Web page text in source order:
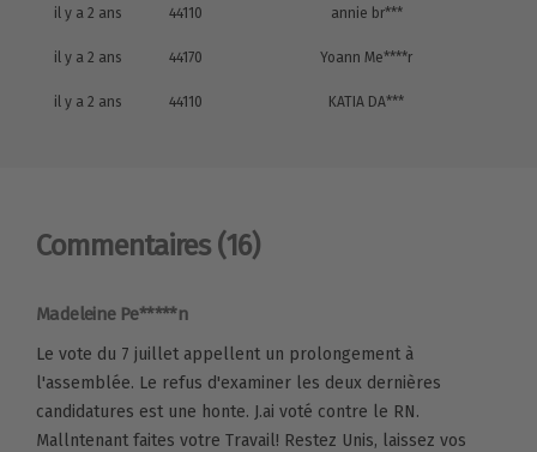
il y a 2 ans 44110 annie br***
il y a 2 ans 44170 Yoann Me****r
il y a 2 ans 44110 KATIA DA***
Commentaires (16)
Madeleine Pe*****n
Le vote du 7 juillet appellent un prolongement à
l'assemblée. Le refus d'examiner les deux dernières
candidatures est une honte. J.ai voté contre le RN.
Mallntenant faites votre Travail! Restez Unis, laissez vos